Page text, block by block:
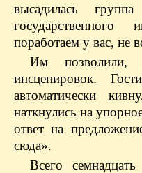
высадилась
государственного
поработаем у вас, не
Им позволили,
инсценировок.
автоматически
наткнулись на
ответ на
сюда».
Всего